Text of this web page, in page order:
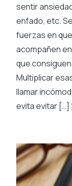
sentir
enfado, etc.
fuerzas en
acompañen
que
Multiplicar
llamar
evita evitar […]